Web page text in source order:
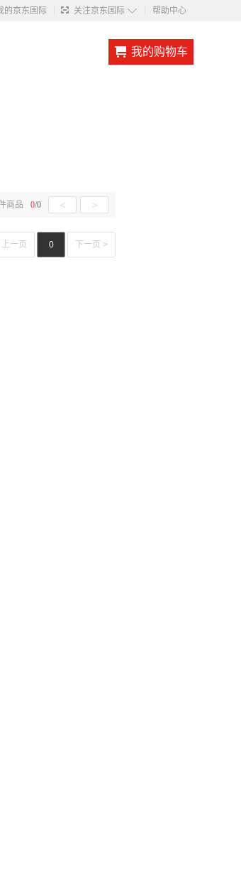
的京东国际 关注京东国际 ◇ 帮助中心
我的购物车
0/0 < >
商品
上一页 0 下一页 >